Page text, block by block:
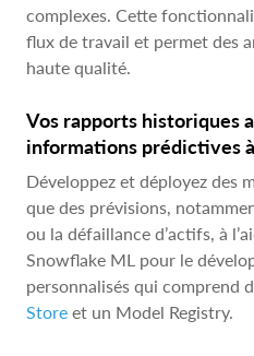
complexes. Cette
flux de travail et permet des
haute qualité.
Vos rapports historiques
informations prédictives
Développez et déployez des
que des prévisions,
ou la défaillance d’actifs, à
Snowflake ML pour le
personnalisés qui comprend
Store et un Model Registry.